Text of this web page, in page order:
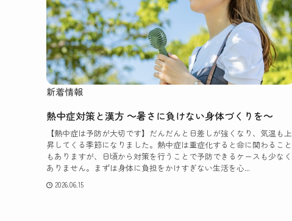
新着情報
熱中症対策と漢方 ～暑さに負けない身体づくりを～
【熱中症は予防が大切です】だんだんと日差しが強くなり、気温も上
昇してくる季節になりました。熱中症は重症化すると命に関わること
もありますが、日頃から対策を行うことで予防できるケースも少なく
ありません。まずは身体に負担をかけすぎない生活を心...
2026.06.15